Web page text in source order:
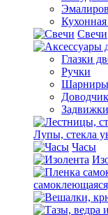
Кухонная
Свечи
Глазки
Ручки
Лупы, стекла
Часы